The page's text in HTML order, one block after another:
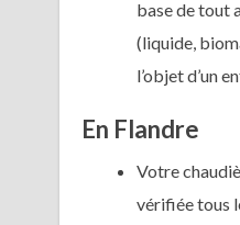
base de tout
(liquide,
l’objet d’un
En Flandre
Votre
vérifiée tous